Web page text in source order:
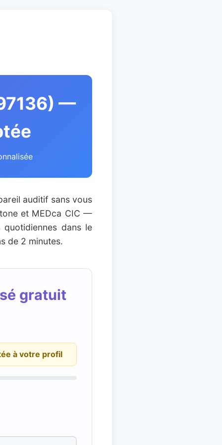
—
auditif sans vous
et MEDca CIC —
dans le
de 2 minutes.
gratuit
à votre profil